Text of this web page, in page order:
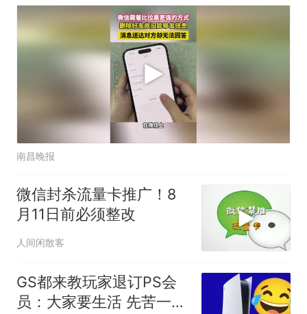
法回复
南昌晚报
微信封杀流量卡推广！8
月11日前必须整改
人间闲散客
GS都来教玩家退订PS会
员：大家要生活 先苦一苦